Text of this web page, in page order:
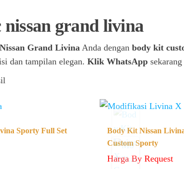
grand livina
Grand Livina Anda dengan body kit
dan tampilan elegan. Klik WhatsApp
Sporty Full Set
Body Kit Nissan
Custom Sporty
Harga By Request